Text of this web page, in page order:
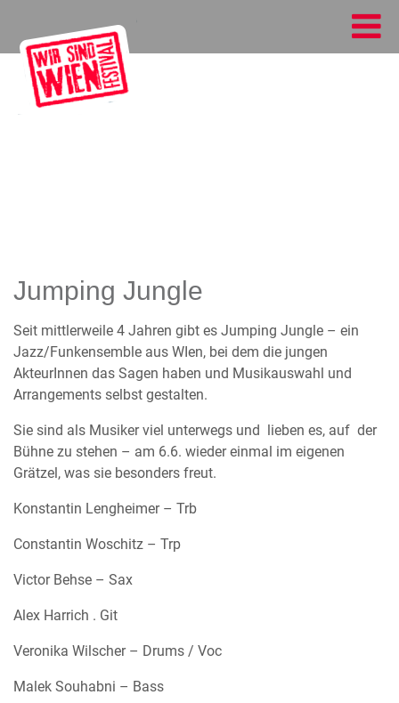
Jumping Jungle
Seit mittlerweile 4 Jahren gibt es Jumping Jungle – ein
Jazz/Funkensemble aus WIen, bei dem die jungen
AkteurInnen das Sagen haben und Musikauswahl und
Arrangements selbst gestalten.
Sie sind als Musiker viel unterwegs und lieben es, auf der
Bühne zu stehen – am 6.6. wieder einmal im eigenen
Grätzel, was sie besonders freut.
Konstantin Lengheimer – Trb
Constantin Woschitz – Trp
Victor Behse – Sax
Alex Harrich . Git
Veronika Wilscher – Drums / Voc
Malek Souhabni – Bass